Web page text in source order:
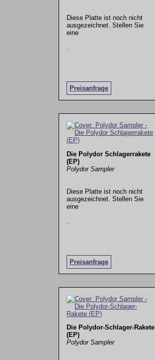
Diese Platte ist noch nicht
ausgezeichnet. Stellen Sie
eine
Preisanfrage
.
Die Polydor Schlagerrakete
(EP)
Polydor Sampler
Diese Platte ist noch nicht
ausgezeichnet. Stellen Sie
eine
Preisanfrage
Die Polydor-Schlager-Rakete
(EP)
Polydor Sampler